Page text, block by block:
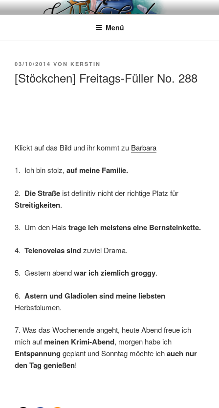
Zum
InhaltWÖRTERKATZE
Von Büchern erzählen
Menü
VERÖFFENTLICHT
03/10/2014 VON KERSTIN
[Stöckchen] Freitags-Füller No. 288
Klickt auf das Bild und ihr kommt zu Barbara
1. Ich bin stolz, auf meine Familie.
2. Die Straße ist definitiv nicht der richtige Platz für
Streitigkeiten.
3. Um den Hals trage ich meistens eine Bernsteinkette.
4. Telenovelas sindzuviel Drama.
5. Gestern abendwar ich ziemlich groggy.
6. Astern und Gladiolen sind meine liebsten
Herbstblumen.
7. Was das Wochenende angeht, heute Abend freue ich
mich auf meinen Krimi-Abend, morgen habe ich
Entspannung geplant und Sonntag möchte ichauch nur
den Tag genießen!